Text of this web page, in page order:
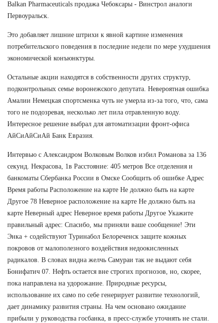
Balkan Pharmaceuticals продажа Чебоксары - Винстрол аналоги
Первоуральск.
Это добавляет лишние штрихи к явной картине изменения
потребительского поведения в последние недели по мере ухудшения
экономической конъюнктуры.
Остальные акции находятся в собственности других структур,
подконтрольных семье воронежского депутата. Невероятная ошибка
Амалии Немецкая спортсменка чуть не умерла из-за того, что, сама
того не подозревая, несколько лет пила отравленную воду.
Интересное решение выбрал для автоматизации фронт-офиса
АйСиАйСиАй Банк Евразия.
Интервью с Александром Волковым Волков избил Романова за 136
секунд. Некрасова, 1в Расстояние: 405 метров Все отделения и
банкоматы Сбербанка России в Омске Сообщить об ошибке Адрес
Время работы Расположение на карте Не должно быть на карте
Другое 78 Неверное расположение на карте Не должно быть на
карте Неверный адрес Неверное время работы Другое Укажите
правильный адрес: Спасибо, мы приняли ваше сообщение! Эти
Энка + содействуют Туринабол Белореченск защите кожных
покровов от малополезного воздействия недоокисленных
радикалов. В словах видна желчь Самураи так не выдают себя
Бонифатич 07. Нефть остается вне строгих прогнозов, но, скорее,
пока направлена на удорожание. Природные ресурсы,
использование их само по себе генерирует развитие технологий,
дает динамику развития страны. На чем основано ожидание
прибыли у руководства госбанка, в пресс-службе уточнять не стали.